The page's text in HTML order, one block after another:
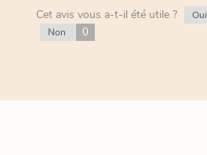
Cet avis vous a-t-il été utile ?
Oui
Non 0